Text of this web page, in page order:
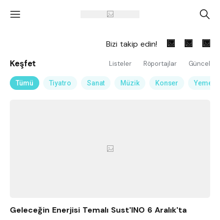
' A
Bizi takip edin!
Keşfet Listeler Röportajlar Güncel
Tümü Tiyatro Sanat Müzik Konser Yemek
Geleceğin Enerjisi Temalı Sust'INO 6 Aralık'ta